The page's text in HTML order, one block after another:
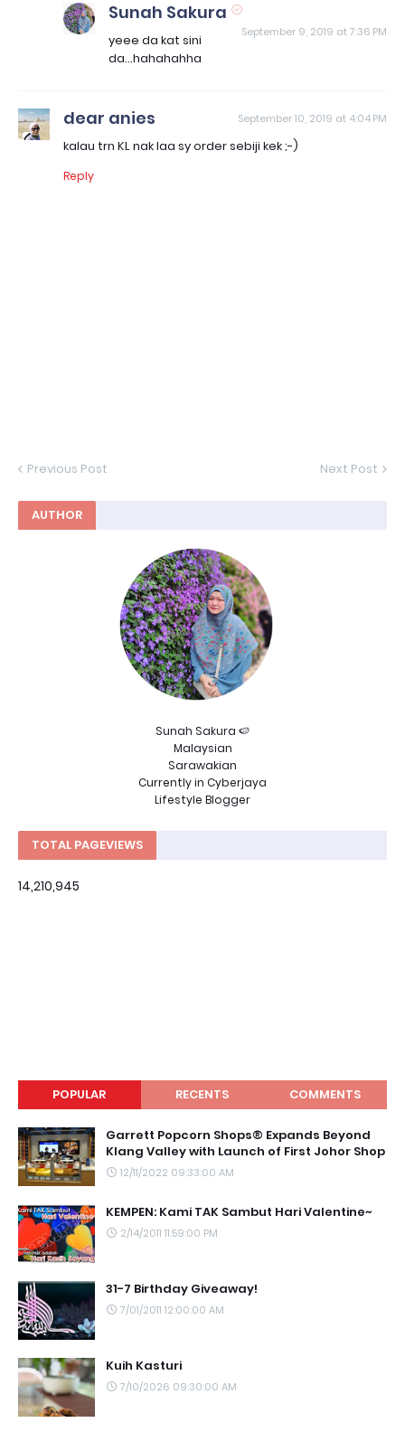
Sunah Sakura
September 9, 2019 at 7:36 PM
yeee da kat sini
da...hahahahha
dear anies September 10, 2019 at 4:04 PM
kalau trn KL nak laa sy order sebiji kek ;-)
Reply
Previous Post Next Post
AUTHOR
Sunah Sakura 🍉
Malaysian
Sarawakian
Currently in Cyberjaya
Lifestyle Blogger
TOTAL PAGEVIEWS
14,210,945
POPULAR RECENTS COMMENTS
Garrett Popcorn Shops® Expands Beyond
Klang Valley with Launch of First Johor Shop
12/11/2022 09:33:00 AM
KEMPEN: Kami TAK Sambut Hari Valentine~
2/14/2011 11:59:00 PM
31-7 Birthday Giveaway!
7/01/2011 12:00:00 AM
Kuih Kasturi
7/10/2026 09:30:00 AM